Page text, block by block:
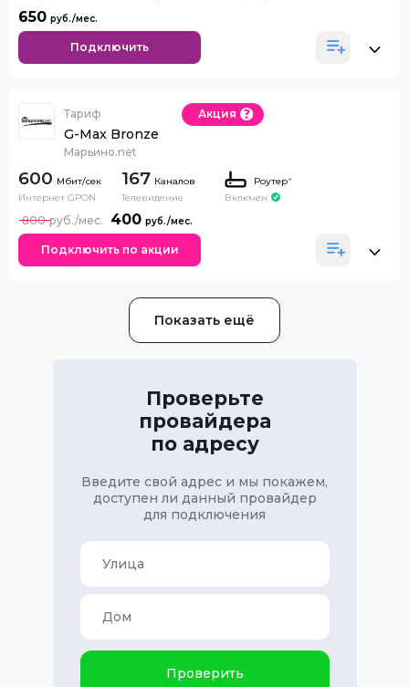
650
Подключить
Тариф
G-Max Bronze
Марьино.net
Акция
600
Интернет GPON
167 Каналов
Телевидение
Роутер*
Включен
400
800
Подключить по акции
Показать ещё
Проверьте
провайдера
по адресу
Введите свой адрес и мы покажем,
доступен ли данный провайдер
для подключения
Проверить